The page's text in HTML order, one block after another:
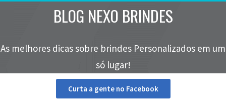
BLOG NEXO BRINDES
As melhores dicas sobre brindes Personalizados em um
só lugar!
Curta a gente no Facebook